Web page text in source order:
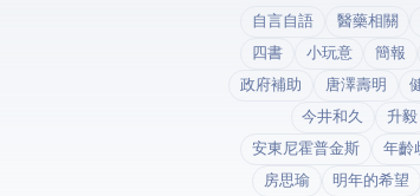
自言自語 醫藥相關
四書
小玩意 簡報
政府補助
唐澤壽明
今井和久
升毅
安東尼霍普金斯
年齡
房思瑜
明年的希望